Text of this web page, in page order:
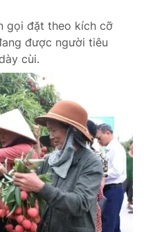
355 932
897
gọi đặt theo kích cỡ
được người tiêu
cùi.